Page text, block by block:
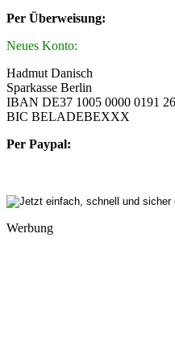
Per Überweisung:
Neues Konto:
Hadmut Danisch
Sparkasse Berlin
IBAN DE37 1005 0000 0191
BIC BELADEBEXXX
Per Paypal:
Werbung